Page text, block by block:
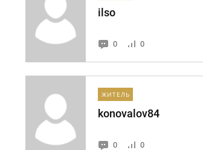
ilso
0 0
ЖИТЕЛЬ
konovalov84
0 0